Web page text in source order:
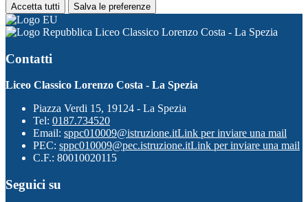
Accetta tutti Salva le preferenze
Liceo Classico Lorenzo Costa - La Spezia
Contatti
Liceo Classico Lorenzo Costa - La Spezia
Piazza Verdi 15, 19124 - La Spezia
Tel: 0187.734520
Email: sppc010009@istruzione.itLink per inviare una mail
PEC: sppc010009@pec.istruzione.itLink per inviare una mail
C.F.: 80010020115
Seguici su